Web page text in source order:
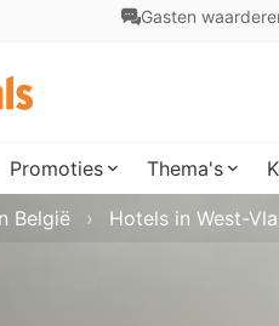
Gasten
Promoties Thema's
België Hotels in West-